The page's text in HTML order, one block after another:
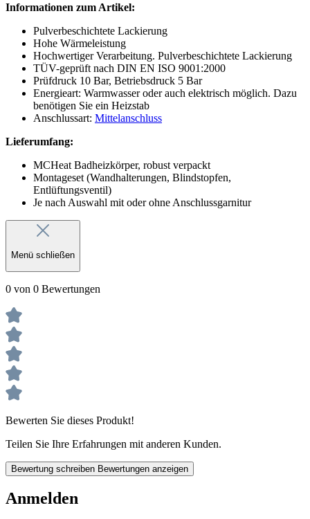
Informationen zum Artikel:
Pulverbeschichtete Lackierung
Hohe Wärmeleistung
Hochwertiger Verarbeitung. Pulverbeschichtete Lackierung
TÜV-geprüft nach DIN EN ISO 9001:2000
Prüfdruck 10 Bar, Betriebsdruck 5 Bar
Energieart: Warmwasser oder auch elektrisch möglich. Dazu
benötigen Sie ein Heizstab
Anschlussart: Mittelanschluss
Lieferumfang:
MCHeat Badheizkörper, robust verpackt
Montageset (Wandhalterungen, Blindstopfen,
Entlüftungsventil)
Je nach Auswahl mit oder ohne Anschlussgarnitur
Menü schließen
0 von 0 Bewertungen
Bewerten Sie dieses Produkt!
Teilen Sie Ihre Erfahrungen mit anderen Kunden.
Bewertung schreiben Bewertungen anzeigen
Anmelden